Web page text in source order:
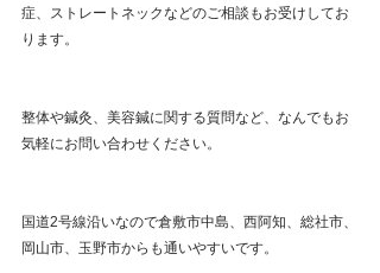
症、ストレートネックなどのご相談もお受けしてお
ります。
整体や鍼灸、美容鍼に関する質問など、なんでもお
気軽にお問い合わせください。
国道2号線沿いなので倉敷市中島、西阿知、総社市、
岡山市、玉野市からも通いやすいです。